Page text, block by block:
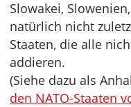
Slowakei,
natürlich nicht
Staaten, die alle
addieren.
(Siehe dazu als
den NATO-Staaten